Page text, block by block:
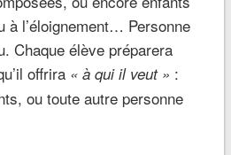
à l’éloignement… Personne
Chaque élève préparera
offrira « à qui il veut » :
ou toute autre personne